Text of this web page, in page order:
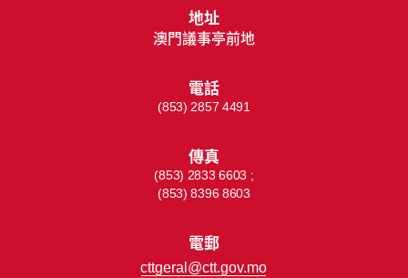
地址
澳門議事亭前地
電話
(853) 2857 4491
傳真
(853) 2833 6603 ;
(853) 8396 8603
電郵
cttgeral@ctt.gov.mo